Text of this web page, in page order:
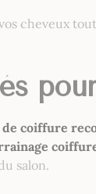
cheveux
de coiffure
salon.